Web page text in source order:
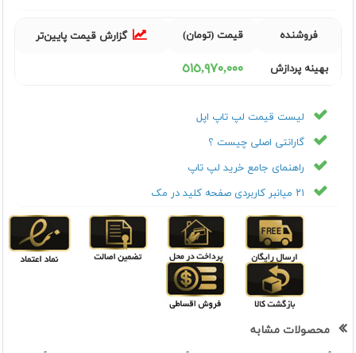
فروشنده قیمت (تومان) گزارش قیمت پایین‌تر
بهینه پردازش ٥١٥,٩٧٠,٠٠٠
لیست قیمت لپ تاپ اپل
گارانتی اصلی چیست ؟
راهنمای جامع خرید لپ تاپ
۲۱ میانبر کاربردی صفحه کلید در مک
محصولات مشابه